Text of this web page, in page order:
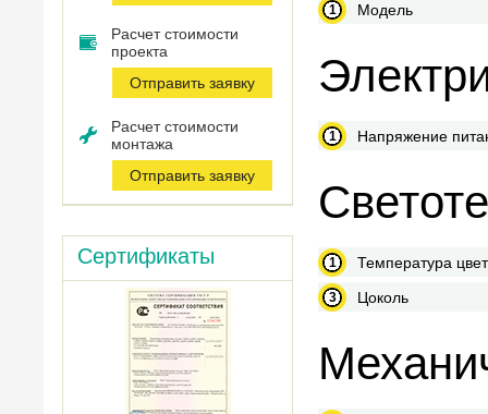
Расчет стоимости
проекта
Отправить заявку
Расчет стоимости
монтажа
Отправить заявку
Сертификаты
Модель
Напряжение
Температура
Цоколь